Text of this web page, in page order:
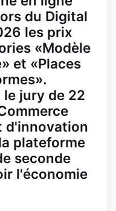
du Digital
les prix
«Modèle
et «Places
jury de 22
d'innovation
plateforme
seconde
l'économie